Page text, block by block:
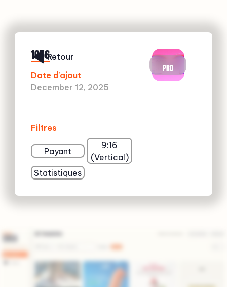
1056
Date d'ajout
December 12, 2025
Filtres
Payant
9:16
(Vertical)
Statistiques
PRO
Retour